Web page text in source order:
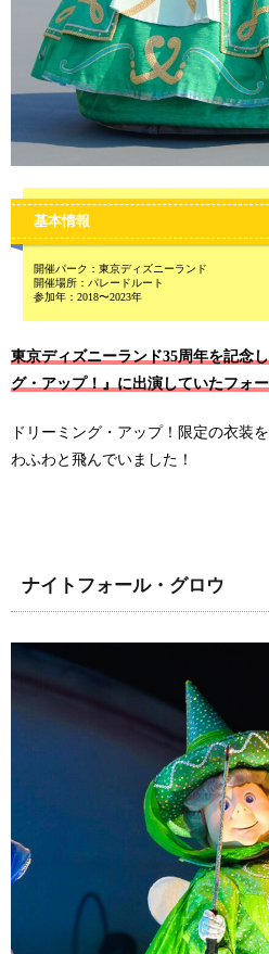
基本情報
開催パーク：東京ディズニーランド
開催場所：パレードルート
参加年：2018〜2023年
東京ディズニーランド35周年を記念
グ・アップ！』に出演していたフォ
ドリーミング・アップ！限定の衣装
わふわと飛んでいました！
ナイトフォール・グロウ